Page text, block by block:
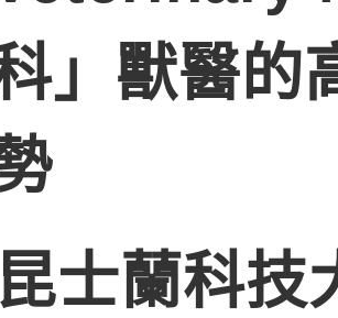
」獸醫的
昆士蘭科